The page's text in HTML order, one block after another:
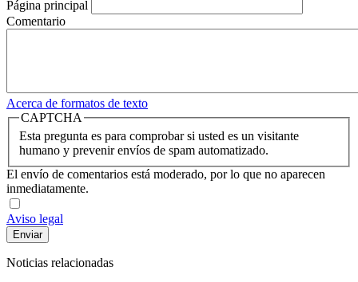
Página principal
Comentario
Acerca de formatos de texto
CAPTCHA
Esta pregunta es para comprobar si usted es un visitante
humano y prevenir envíos de spam automatizado.
El envío de comentarios está moderado, por lo que no aparecen
inmediatamente.
Aviso legal
Noticias relacionadas